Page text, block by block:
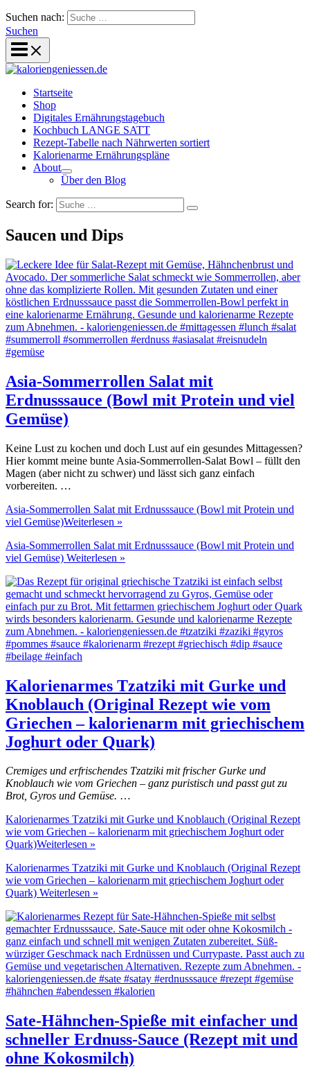
Suchen nach:
Suchen
Startseite
Shop
Digitales Ernährungstagebuch
Kochbuch LANGE SATT
Rezept-Tabelle nach Nährwerten sortiert
Kalorienarme Ernährungspläne
About
Über den Blog
Search for:
Saucen und Dips
Asia-Sommerrollen Salat mit
Erdnusssauce (Bowl mit Protein und viel
Gemüse)
Keine Lust zu kochen und doch Lust auf ein gesundes Mittagessen?
Hier kommt meine bunte Asia-Sommerrollen-Salat Bowl – füllt den
Magen (aber nicht zu schwer) und lässt sich ganz einfach
vorbereiten. …
Asia-Sommerrollen Salat mit Erdnusssauce (Bowl mit Protein und
viel Gemüse)Weiterlesen »
Asia-Sommerrollen Salat mit Erdnusssauce (Bowl mit Protein und
viel Gemüse) Weiterlesen »
Kalorienarmes Tzatziki mit Gurke und
Knoblauch (Original Rezept wie vom
Griechen – kalorienarm mit griechischem
Joghurt oder Quark)
Cremiges und erfrischendes Tzatziki mit frischer Gurke und
Knoblauch wie vom Griechen – ganz puristisch und passt gut zu
Brot, Gyros und Gemüse. …
Kalorienarmes Tzatziki mit Gurke und Knoblauch (Original Rezept
wie vom Griechen – kalorienarm mit griechischem Joghurt oder
Quark)Weiterlesen »
Kalorienarmes Tzatziki mit Gurke und Knoblauch (Original Rezept
wie vom Griechen – kalorienarm mit griechischem Joghurt oder
Quark) Weiterlesen »
Sate-Hähnchen-Spieße mit einfacher und
schneller Erdnuss-Sauce (Rezept mit und
ohne Kokosmilch)